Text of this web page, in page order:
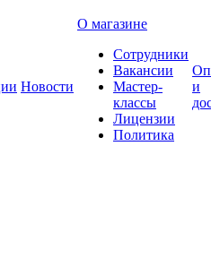
Новости
О магазине
Сотрудники
Вакансии
Мастер-
классы
Лицензии
Политика
и